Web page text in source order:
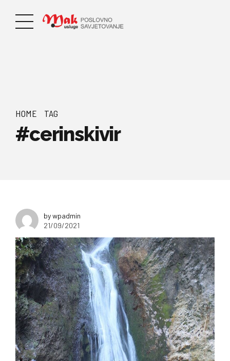
HOME TAG
#cerinskivir
by wpadmin
21/09/2021